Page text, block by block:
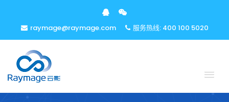
raymage@raymage.com 服务热线: 400 100 5020